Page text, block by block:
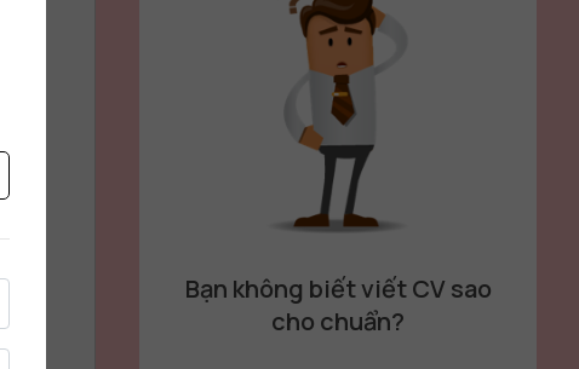
Bạn không biết viết CV sao
cho chuẩn?